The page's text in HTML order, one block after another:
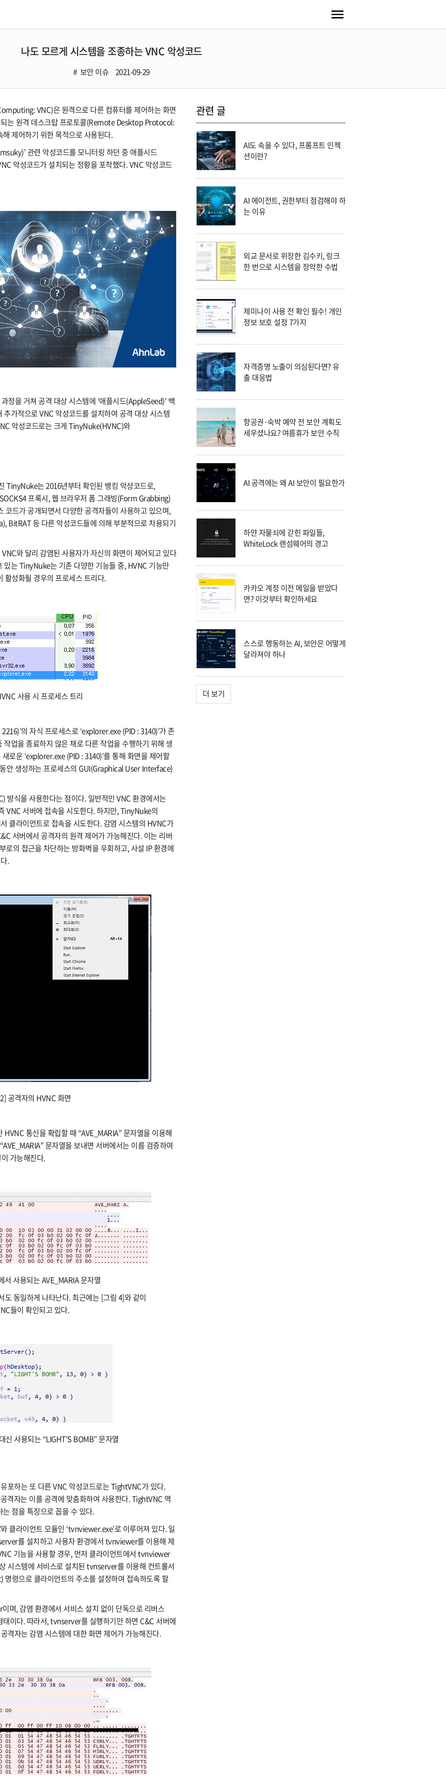
나도 모르게 시스템을 조종하는 VNC 악성코드
보안 이슈 2021-09-29
VNC)은 원격으로 다른 컴퓨터를 제어하는 화면
는 원격 데스크탑 프로토콜(Remote Desktop Protocol:
제어하기 위한 목적으로 사용된다.
관련 악성코드를 모니터링 하던 중 애플시드
악성코드가 설치되는 정황을 포착했다. VNC 악성코드
정을 거쳐 공격 대상 시스템에 ‘애플시드(AppleSeed)’ 백
가적으로 VNC 악성코드를 설치하여 공격 대상 시스템
악성코드로는 크게 TinyNuke(HVNC)와
TinyNuke는 2016년부터 확인된 뱅킹 악성코드로,
프록시, 웹 브라우저 폼 그래빙(Form Grabbing)
코드가 공개되면서 다양한 공격자들이 사용하고 있으며,
BitRAT 등 다른 악성코드들에 의해 부분적으로 차용되기
와 달리 감염된 사용자가 자신의 화면이 제어되고 있다
있는 TinyNuke는 기존 다양한 기능들 중, HVNC 기능만
성화될 경우의 프로세스 트리다.
사용 시 프로세스 트리
의 자식 프로세스로 ‘explorer.exe (PID : 3140)’가 존
업을 종료하지 않은 채로 다른 작업을 수행하기 위해 생
로운 ‘explorer.exe (PID : 3140)’를 통해 화면을 제어할
안 생성하는 프로세스의 GUI(Graphical User Interface)
방식을 사용한다는 점이다. 일반적인 VNC 환경에서는
VNC 서버에 접속을 시도한다. 하지만, TinyNuke의
클라이언트로 접속을 시도한다. 감염 시스템의 HVNC가
서버에서 공격자의 원격 제어가 가능해진다. 이는 리버
로의 접근을 차단하는 방화벽을 우회하고, 사설 IP 환경에
.
공격자의 HVNC 화면
통신을 확립할 때 “AVE_MARIA” 문자열을 이용해
문자열을 보내면 서버에서는 이름 검증하여
가능해진다.
서 사용되는 AVE_MARIA 문자열
동일하게 나타난다. 최근에는 [그림 4]와 같이
들이 확인되고 있다.
신 사용되는 “LIGHT’S BOMB” 문자열
포하는 또 다른 VNC 악성코드로는 TightVNC가 있다.
격자는 이를 공격에 맞춤화하여 사용한다. TightVNC 역
점을 특징으로 꼽을 수 있다.
클라이언트 모듈인 ‘tvnviewer.exe’로 이루어져 있다. 일
를 설치하고 사용자 환경에서 tvnviewer를 이용해 제
기능을 사용할 경우, 먼저 클라이언트에서 tvnviewer
시스템에 서비스로 설치된 tvnserver를 이용해 컨트롤서
령으로 클라이언트의 주소를 설정하여 접속하도록 할
며, 감염 환경에서 서비스 설치 없이 단독으로 리버스
이다. 따라서, tvnserver를 실행하기만 하면 C&C 서버에
격자는 감염 시스템에 대한 화면 제어가 가능해진다.
관련 글
AI도 속을 수 있다, 프롬프트 인젝
션이란?
AI 에이전트, 권한부터 점검해야 하
는 이유
외교 문서로 위장한 김수키, 링크
한 번으로 시스템을 장악한 수법
제미나이 사용 전 확인 필수! 개인
정보 보호 설정 7가지
자격증명 노출이 의심된다면? 유
출 대응법
항공권·숙박 예약 전 보안 계획도
세우셨나요? 여름휴가 보안 수칙
AI 공격에는 왜 AI 보안이 필요한가
하얀 자물쇠에 갇힌 파일들,
WhiteLock 랜섬웨어의 경고
카카오 계정 이전 메일을 받았다
면? 이것부터 확인하세요
스스로 행동하는 AI, 보안은 어떻게
달라져야 하나
더 보기